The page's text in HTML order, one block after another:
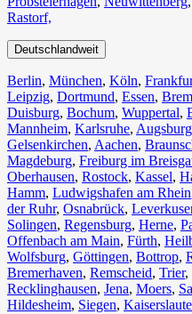
Rastorf,
Deutschlandweit
Berlin⁠, München, Köln⁠,
Leipzig, Dortmund, Essen,
Duisburg⁠, Bochum, Wuppertal⁠,
Mannheim, Karlsruhe, Augsburg
Gelsenkirchen⁠, Aachen⁠,
Magdeburg, Freiburg im
Oberhausen⁠, Rostock⁠, Kassel⁠,
Hamm, Ludwigshafen am Rhein
der Ruhr, Osnabrück⁠,
Solingen, Regensburg, Herne⁠,
Offenbach am Main, Fürth⁠,
Wolfsburg⁠, Göttingen, Bottrop,
Bremerhaven⁠, Remscheid, Trier⁠,
Recklinghausen, Jena⁠, Moers⁠,
Hildesheim⁠, Siegen⁠,